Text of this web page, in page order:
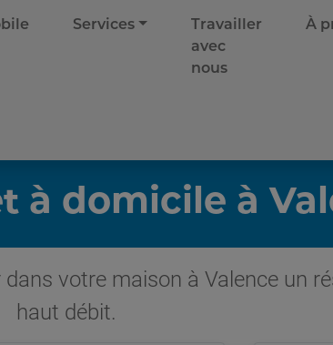
Services
Travailler
avec
nous
À
à domicile à
votre maison à Valence un
haut débit.